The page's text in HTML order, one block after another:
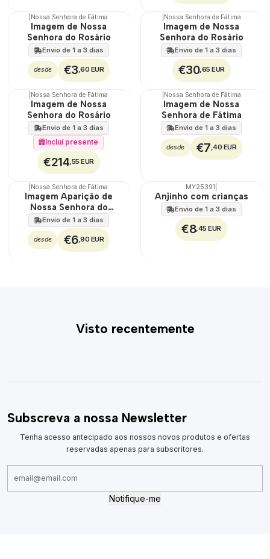
Nossa Senhora de Fátima
Imagem de Nossa
Senhora do Rosário
Envio de 1 a 3 dias
desde €3,60 EUR
Nossa Senhora de Fátima
Imagem de Nossa
Senhora do Rosário
Envio de 1 a 3 dias
€30,65 EUR
Nossa Senhora de Fátima
Imagem de Nossa
Senhora do Rosário
Envio de 1 a 3 dias
Incluí presente
€214,55 EUR
Nossa Senhora de Fátima
Imagem de Nossa
Senhora de Fátima
Envio de 1 a 3 dias
desde €7,40 EUR
Nossa Senhora de Fátima
Imagem Aparição de
Nossa Senhora do
Rosário
Envio de 1 a 3 dias
desde €6,90 EUR
MY25391
Anjinho com crianças
Envio de 1 a 3 dias
€8,45 EUR
Visto recentemente
Subscreva a nossa Newsletter
Tenha acesso antecipado aos nossos novos produtos e ofertas
reservadas apenas para subscritores.
Notifique-me